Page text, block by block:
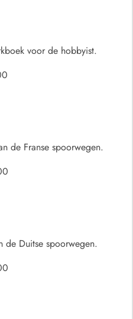
voor de hobbyist.
de Franse spoorwegen.
de Duitse spoorwegen.